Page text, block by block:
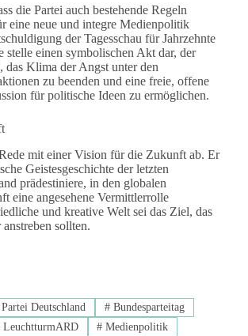
die Partei auch bestehende Regeln
eine neue und integre Medienpolitik
der Tagesschau für Jahrzehnte
einen symbolischen Akt dar, der
das Klima der Angst unter den
zu beenden und eine freie, offene
für politische Ideen zu ermöglichen.
mit einer Vision für die Zukunft ab. Er
Geistesgeschichte der letzten
prädestiniere, in den globalen
eine angesehene Vermittlerrolle
und kreative Welt sei das Ziel, das
sollten.
Deutschland #Bundesparteitag
LeuchtturmARD # Medienpolitik